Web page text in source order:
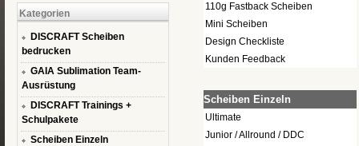
Kategorien
DISCRAFT Scheiben
bedrucken
GAIA Sublimation Team-
Ausrüstung
DISCRAFT Trainings +
Schulpakete
Scheiben Einzeln
110g Fastback Scheiben
Mini Scheiben
Design Checkliste
Kunden Feedback
Scheiben Einzeln
Ultimate
Junior / Allround / DDC